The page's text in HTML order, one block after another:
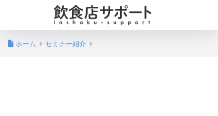
ホーム セミナー紹介